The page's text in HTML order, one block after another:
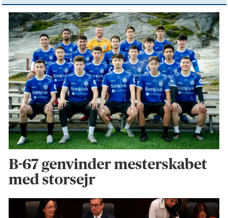
B-67 genvinder mesterskabet
med storsejr